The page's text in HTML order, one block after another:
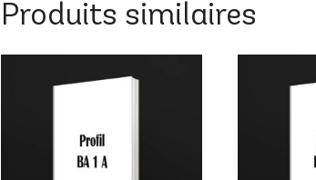
Produits similaires